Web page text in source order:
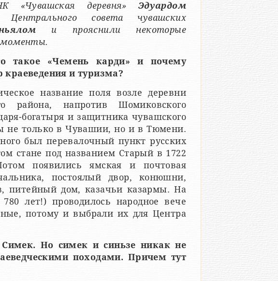
«Чувашская деревня» Эдуардом
совета чувашских
и прояснили некоторые
моменты.
такое «Чемень карди» и почему
краеведения и туризма?
название поля возле деревни
района, напротив Шомиковского
богатыря и защитника чувашского
не только в Чувашии, но и в Тюмени.
был перевалочный пункт русских
стане под названием Старый в 1722
появились ямская и почтовая
постоялый двор, конюшни,
питейный дом, казачьи казармы. На
лет!) проводилось народное вече
потому и выбрали их для Центра
Но симек и синьзе никак не
походами. Причем тут